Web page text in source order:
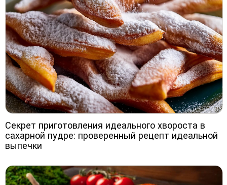
Секрет приготовления идеального хвороста в
сахарной пудре: проверенный рецепт идеальной
выпечки